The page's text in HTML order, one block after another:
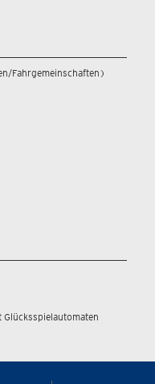
Fahrgemeinschaften)